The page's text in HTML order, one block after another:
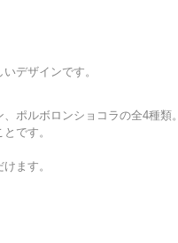
デザインです。
ポルボロンショコラの全4種類。
とです。
ます。